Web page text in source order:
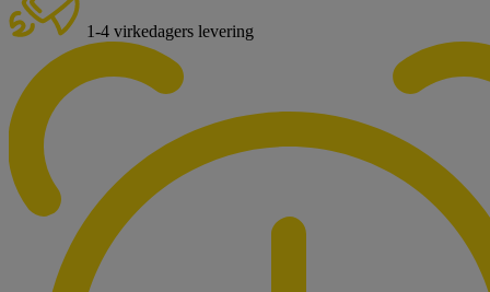
1-4 virkedagers levering